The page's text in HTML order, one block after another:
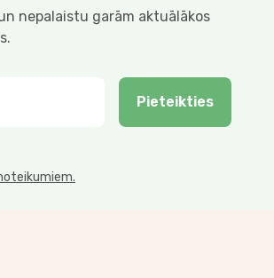
nepalaistu garām aktuālākos
Pieteikties